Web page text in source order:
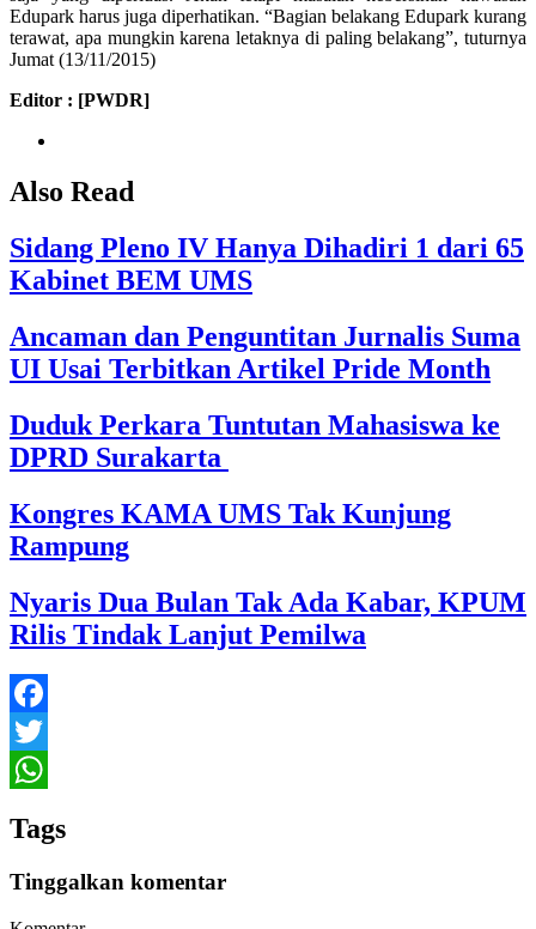
Edupark harus juga diperhatikan. “Bagian belakang Edupark kurang
terawat, apa mungkin karena letaknya di paling belakang”, tuturnya
Jumat (13/11/2015)
Editor : [PWDR]
Also Read
Sidang Pleno IV Hanya Dihadiri 1 dari 65
Kabinet BEM UMS
Ancaman dan Penguntitan Jurnalis Suma
UI Usai Terbitkan Artikel Pride Month
Duduk Perkara Tuntutan Mahasiswa ke
DPRD Surakarta
Kongres KAMA UMS Tak Kunjung
Rampung
Nyaris Dua Bulan Tak Ada Kabar, KPUM
Rilis Tindak Lanjut Pemilwa
Facebook
Twitter
Tags
Tinggalkan komentar